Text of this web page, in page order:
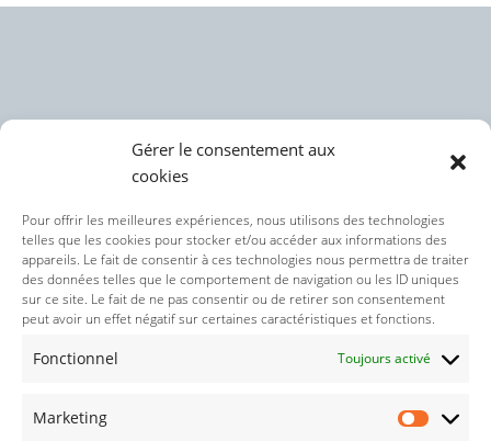
Gérer le consentement aux
cookies
Pour offrir les meilleures expériences, nous utilisons des technologies
telles que les cookies pour stocker et/ou accéder aux informations des
appareils. Le fait de consentir à ces technologies nous permettra de traiter
des données telles que le comportement de navigation ou les ID uniques
sur ce site. Le fait de ne pas consentir ou de retirer son consentement
peut avoir un effet négatif sur certaines caractéristiques et fonctions.
Fonctionnel Toujours activé
Marketing
Politique des cookies (UE)
Politique de confidentialité
Nos réseaux sociaux :